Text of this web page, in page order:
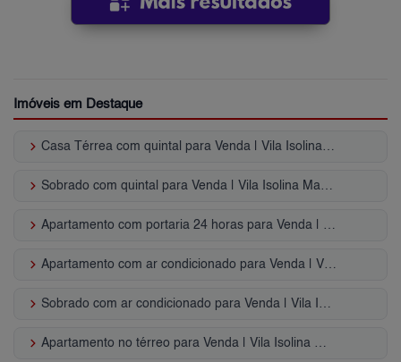
Imóveis em Destaque
keyboard_arrow_right Casa Térrea com quintal para Venda | Vila Isolina Mazzei
keyboard_arrow_right Sobrado com quintal para Venda | Vila Isolina Mazzei
keyboard_arrow_right Apartamento com portaria 24 horas para Venda | Vila Isolina Mazzei
keyboard_arrow_right Apartamento com ar condicionado para Venda | Vila Isolina Mazzei
keyboard_arrow_right Sobrado com ar condicionado para Venda | Vila Isolina Mazzei
keyboard_arrow_right Apartamento no térreo para Venda | Vila Isolina Mazzei